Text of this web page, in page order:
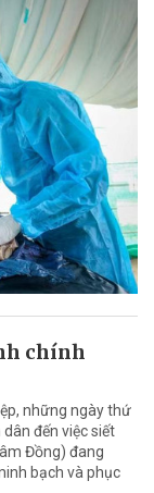
chính
những ngày thứ
đến việc siết
Đồng) đang
bạch và phục